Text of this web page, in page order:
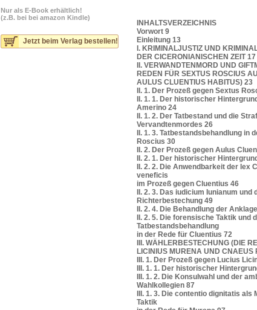
Nur als E-Book erhältlich!
(z.B. bei bei amazon Kindle)
Jetzt beim Verlag bestellen!
INHALTSVERZEICHNIS
Vorwort 9
Einleitung 13
I. KRIMINALJUSTIZ UND
DER CICERONIANISCHEN ZEIT 17
II. VERWANDTENMORD UND
REDEN FÜR SEXTUS ROSCIUS
AULUS CLUENTIUS HABITUS) 23
II. 1. Der Prozeß gegen Sextus
II. 1. 1. Der historischer
Amerino 24
II. 1. 2. Der Tatbestand und die
Vervandtenmordes 26
II. 1. 3. Tatbestandsbehandlung in
Roscius 30
II. 2. Der Prozeß gegen Aulus
II. 2. 1. Der historischer
II. 2. 2. Die Anwendbarkeit der lex
veneficis
im Prozeß gegen Cluentius 46
II. 2. 3. Das iudicium Iunianum und
Richterbestechung 49
II. 2. 4. Die Behandlung der
II. 2. 5. Die forensische Taktik und
Tatbestandsbehandlung
in der Rede für Cluentius 72
III. WÄHLERBESTECHUNG (DIE
LICINIUS MURENA UND CNAEUS
III. 1. Der Prozeß gegen Lucius
III. 1. 1. Der historischer
III. 1. 2. Die Konsulwahl und der
Wahlkollegien 87
III. 1. 3. Die contentio dignitatis
Taktik